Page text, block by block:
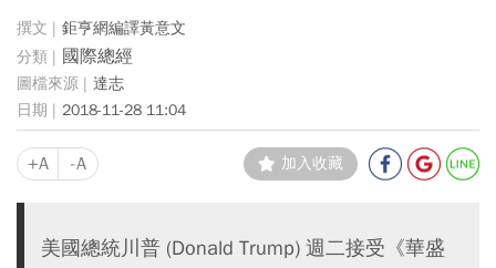
鉅亨網編譯黃意文
國際總經
達志
2018-11-28 11:04
+A -A 加入收藏
美國總統川普 (Donald Trump) 週二接受《華盛